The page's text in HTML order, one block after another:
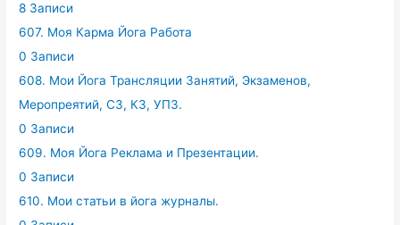
8 Записи
607. Моя Карма Йога Работа
0 Записи
608. Мои Йога Трансляции Занятий, Экзаменов,
Меропреятий, СЗ, КЗ, УПЗ.
0 Записи
609. Моя Йога Реклама и Презентации.
0 Записи
610. Мои статьи в йога журналы.